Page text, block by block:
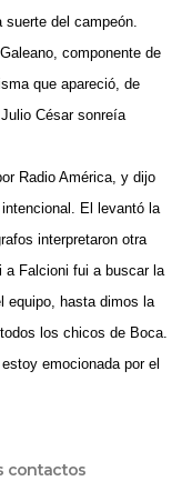
del campeón.
componente de
que apareció, de
César sonreía
Radio América, y dijo
El levantó la
interpretaron otra
a Falcioni fui a buscar la
equipo, hasta dimos la
los chicos de Boca.
emocionada por el
contactos